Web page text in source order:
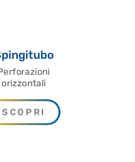
orizzontali
SCOPRI